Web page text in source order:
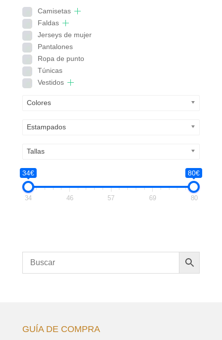
Camisetas
Faldas
Jerseys de mujer
Pantalones
Ropa de punto
Túnicas
Vestidos
Colores
Estampados
Tallas
34€ 80€
34 46 57 69 80
GUÍA DE COMPRA